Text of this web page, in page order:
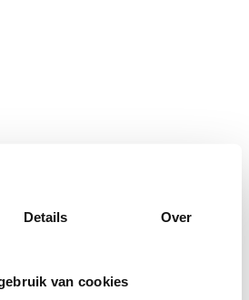
Details Over
van cookies